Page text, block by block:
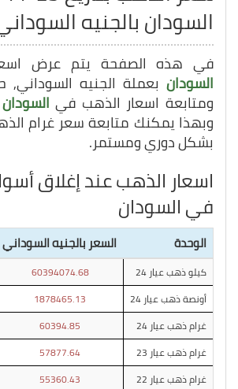
السودان بالجنيه
في هذه الصفحة يتم عرض
السودان بعملة الجنيه
ومتابعة اسعار الذهب في السودان
وبهذا يمكنك متابعة سعر غرام
بشكل دوري ومستمر.
اسعار الذهب عند إغلاق
في السودان
الوحدة السعر بالجنيه السوداني
كيلو ذهب عيار 24 60394074.68
أونصة ذهب عيار 24
1878465.13
غرام ذهب عيار 24
60394.85
غرام ذهب عيار 23
57877.64
غرام ذهب عيار 22
55360.43